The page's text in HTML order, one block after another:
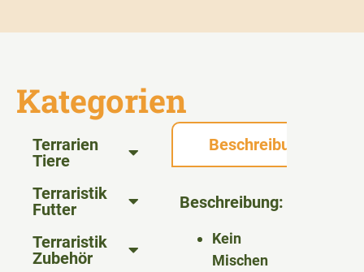
Kategorien
Terrarien
Tiere
Terraristik
Futter
Terraristik
Zubehör
Beschreibung
Beschreibung:
Kein
Mischen